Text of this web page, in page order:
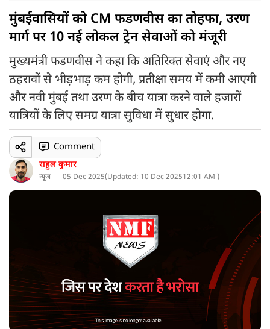
मुंबईवासियों को CM फडणवीस का तोहफा, उरण
मार्ग पर 10 नई लोकल ट्रेन सेवाओं को मंजूरी
मुख्यमंत्री फडणवीस ने कहा कि अतिरिक्त सेवाएं और नए
ठहरावों से भीड़भाड़ कम होगी, प्रतीक्षा समय में कमी आएगी
और नवी मुंबई तथा उरण के बीच यात्रा करने वाले हजारों
यात्रियों के लिए समग्र यात्रा सुविधा में सुधार होगा.
राहुल कुमार
न्यूज 05 Dec 2025(Updated: 10 Dec 202512:01 AM )
Comment